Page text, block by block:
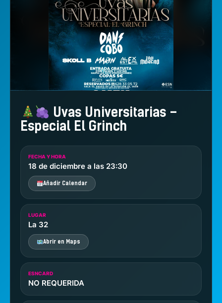
Uvas Universitarias –
Especial El Grinch
FECHA Y HORA
18 de diciembre a las 23:30
Añadir Calendar
LUGAR
La 32
Abrir en Maps
ESNCARD
NO REQUERIDA